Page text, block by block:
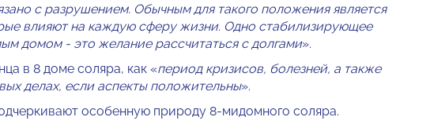
с разрушением. Обычным для такого положения является
влияют на каждую сферу жизни. Одно стабилизирующее
домом - это желание рассчитаться с долгами».
в 8 доме соляра, как «период кризисов, болезней, а также
делах, если аспекты положительны».
особенную природу 8-мидомного соляра.